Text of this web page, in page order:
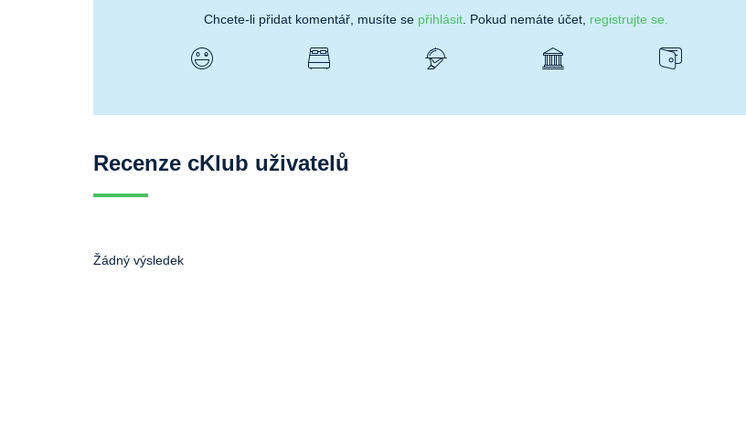
Chcete-li přidat komentář, musíte se přihlásit . Pokud nemáte účet, registrujte se.
Recenze cKlub uživatelů
Žádný výsledek